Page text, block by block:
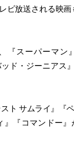
ビ放送される映
『スーパーマン
ッド・ジーニアス
ト サムライ』『
』『コマンドー